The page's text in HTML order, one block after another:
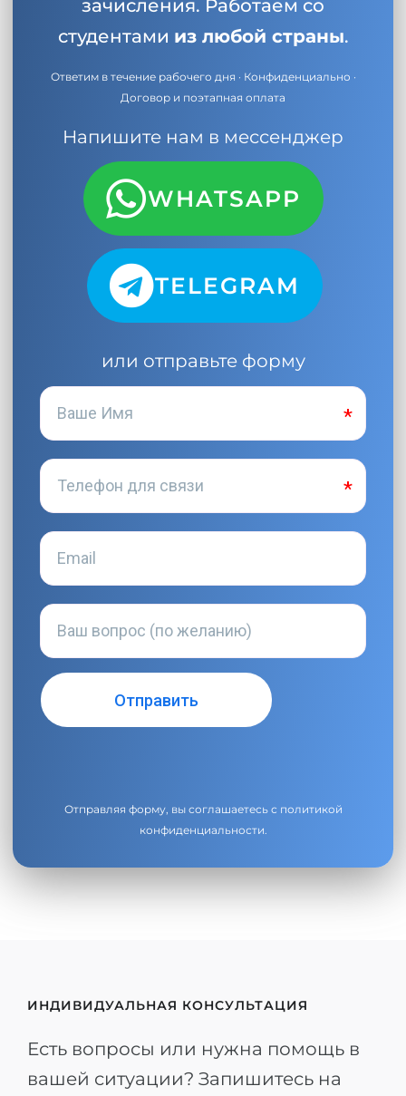
зачисления. Работаем со
студентами из любой страны.
Ответим в течение рабочего дня · Конфиденциально ·
Договор и поэтапная оплата
Напишите нам в мессенджер
WHATSAPP
TELEGRAM
или отправьте форму
Отправляя форму, вы соглашаетесь с политикой
конфиденциальности.
ИНДИВИДУАЛЬНАЯ КОНСУЛЬТАЦИЯ
Есть вопросы или нужна помощь в
вашей ситуации? Запишитесь на